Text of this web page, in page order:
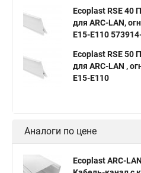
Ecoplast RSE 40
для ARC-LAN,
E15-E110
Ecoplast RSE 50
для ARC-LAN ,
E15-E110
Аналоги по цене
Ecoplast ARC-